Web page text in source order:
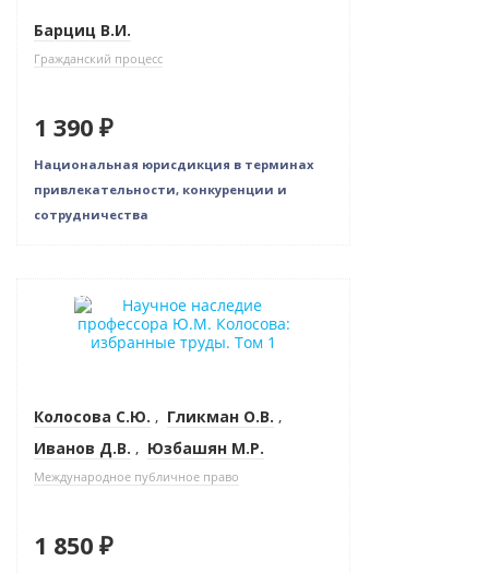
Барциц В.И.
Гражданский процесс
1 390 ₽
Национальная юрисдикция в терминах
привлекательности, конкуренции и
сотрудничества
Новинка
Колосова С.Ю. , Гликман О.В. ,
Иванов Д.В. , Юзбашян М.Р.
Международное публичное право
1 850 ₽